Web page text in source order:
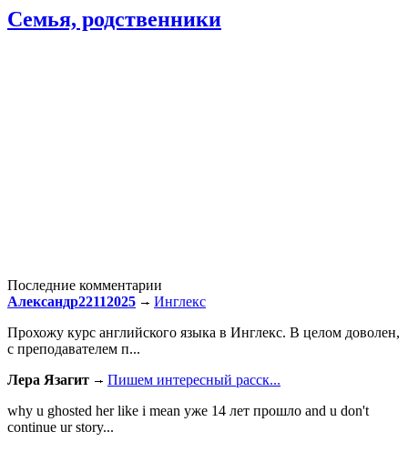
Семья, родственники
Последние комментарии
Александр22112025
Инглекс
Прохожу курс английского языка в Инглекс. В целом доволен,
с преподавателем п...
Лера Язагит
Пишем интересный расск...
why u ghosted her like i mean уже 14 лет прошло and u don't
continue ur story...